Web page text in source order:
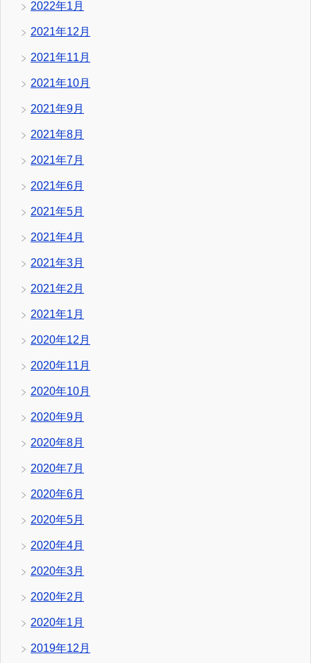
2022年1月
2021年12月
2021年11月
2021年10月
2021年9月
2021年8月
2021年7月
2021年6月
2021年5月
2021年4月
2021年3月
2021年2月
2021年1月
2020年12月
2020年11月
2020年10月
2020年9月
2020年8月
2020年7月
2020年6月
2020年5月
2020年4月
2020年3月
2020年2月
2020年1月
2019年12月